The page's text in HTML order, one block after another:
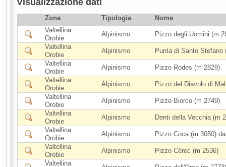
Visualizzazione dati
Zona Tipologia
Nome
Valtellina
Orobie
Alpinismo
Pizzo degli Uomini (m
Valtellina
Orobie
Alpinismo
Punta di Santo Stefano
Valtellina
Orobie
Alpinismo
Pizzo Rodes (m 2829)
Valtellina
Orobie
Alpinismo
Pizzo del Diavolo di
Valtellina
Orobie
Alpinismo
Pizzo Biorco (m 2749)
Valtellina
Orobie
Alpinismo
Denti della Vecchia (m
Valtellina
Orobie
Alpinismo
Pizzo Coca (m 3050)
Valtellina
Orobie
Alpinismo
Pizzo Cérec (m 2536)
Valtellina